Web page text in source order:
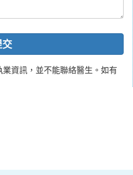
資訊，並不能聯絡醫生。如有